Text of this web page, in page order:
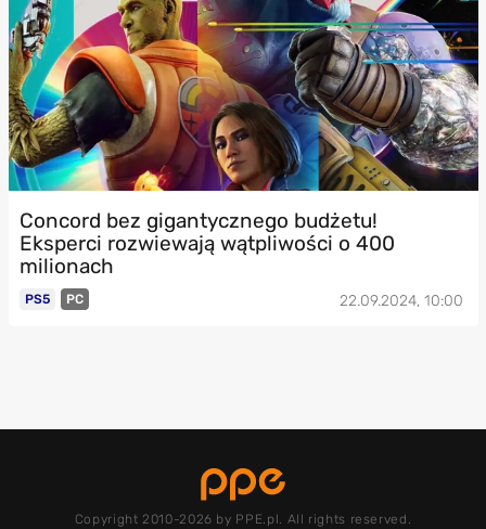
Concord bez gigantycznego budżetu!
Eksperci rozwiewają wątpliwości o 400
milionach
PS5 PC 22.09.2024, 10:00
Copyright 2010-2026 by PPE.pl. All rights reserved.